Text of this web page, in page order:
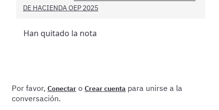
DE HACIENDA OEP 2025
Han quitado la nota
Por favor, Conectar o Crear cuenta para unirse a la
conversación.